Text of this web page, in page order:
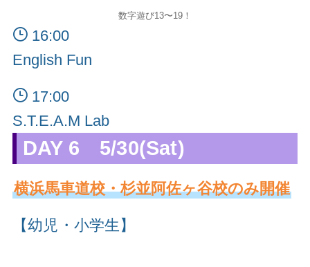
数字遊び13〜19！
16:00
English Fun
17:00
S.T.E.A.M Lab
DAY 6 5/30(Sat)
横浜馬車道校・杉並阿佐ヶ谷校のみ開催
【幼児・小学生】